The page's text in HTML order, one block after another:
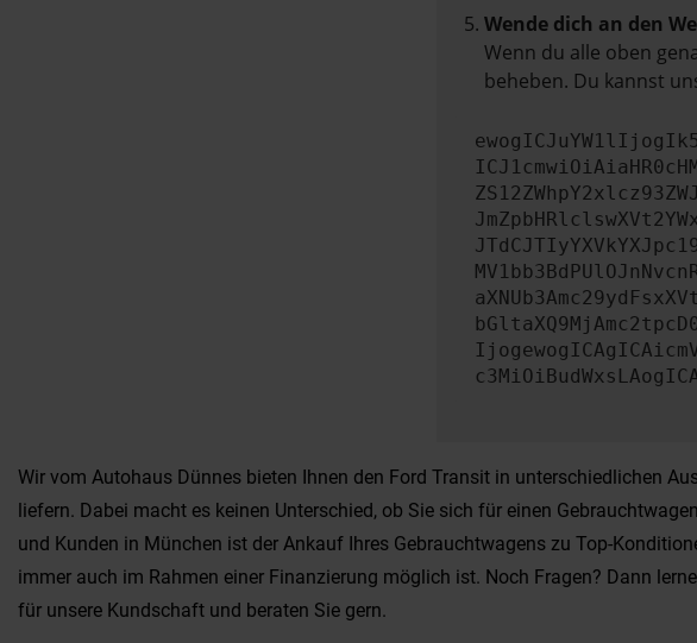
Wende dich an den
Wenn du alle oben
beheben. Du kannst
Wir vom Autohaus Dünnes bieten Ihnen den Ford Transit in unterschiedlichen
liefern. Dabei macht es keinen Unterschied, ob Sie sich für einen
und Kunden in München ist der Ankauf Ihres Gebrauchtwagens zu Top-
immer auch im Rahmen einer Finanzierung möglich ist. Noch Fragen? Dann
für unsere Kundschaft und beraten Sie gern.